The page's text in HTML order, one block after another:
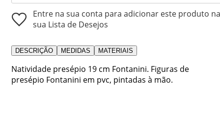
Entre na sua conta para adicionar este produto na
sua Lista de Desejos
DESCRIÇÃO MEDIDAS MATERIAIS
Natividade presépio 19 cm Fontanini. Figuras de
presépio Fontanini em pvc, pintadas à mão.